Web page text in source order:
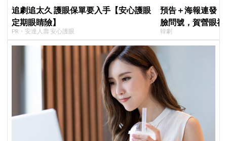
追劇追太久 護眼保單要入手【安心護眼
定期眼睛險】
PR・安達人壽 安心護眼
預告＋海報連發
臉問號，賀營眼
戀愛》定檔8月7
猜結局
韓劇